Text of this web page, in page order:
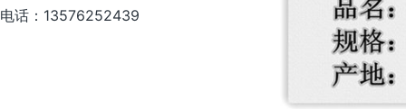
电话：13576252439